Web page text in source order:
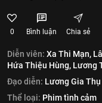
0 Bình luận Chia sẻ
Diễn viên: Xa Thi Mạn,
Hứa Thiệu Hùng, Lương
Đạo diễn: Lương Gia Thụ
Thể loại: Phim tình cảm